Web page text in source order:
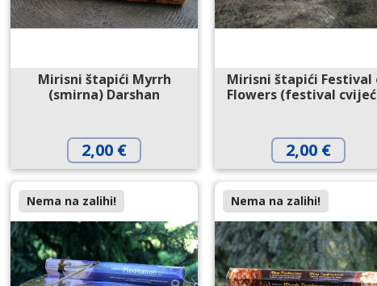
Mirisni štapići Myrrh
(smirna) Darshan
2,00 €
Mirisni štapići Festival
Flowers (festival
2,00 €
Nema na zalihi! Nema na zalihi!